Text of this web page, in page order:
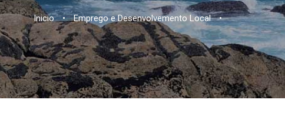
Inicio • Emprego e Desenvolvemento Local •